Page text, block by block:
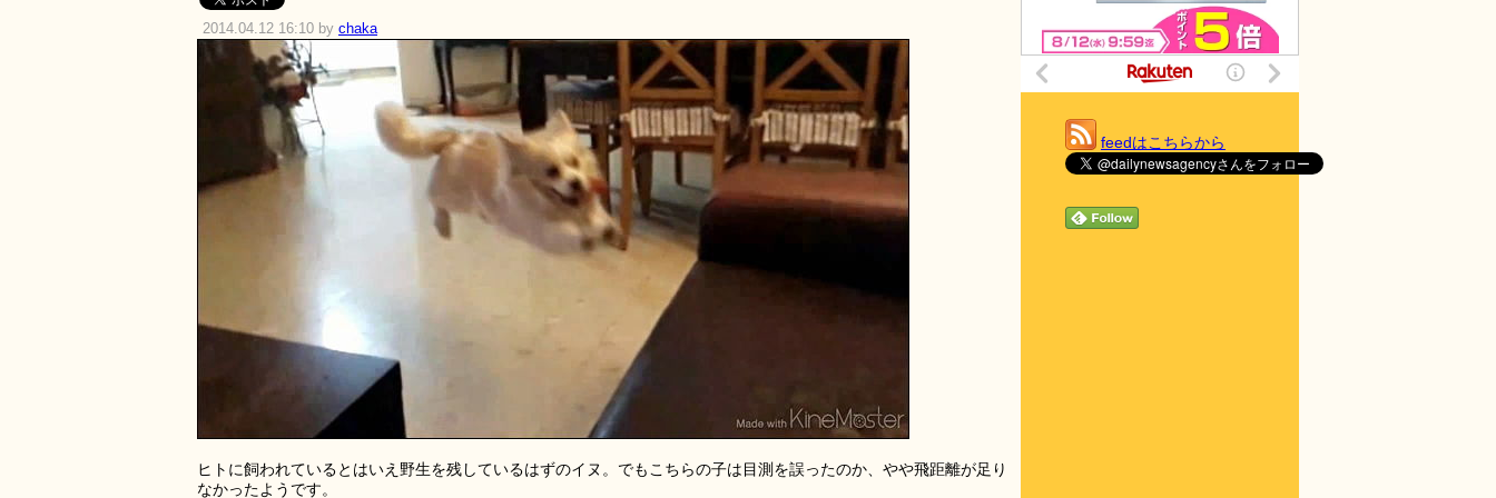
2014.04.12 16:10 by chaka
ヒトに飼われているとはいえ野生を残しているはずのイヌ。でもこちらの子は目測を誤ったのか、やや飛距離が足り
なかったようです。
feedはこちらから